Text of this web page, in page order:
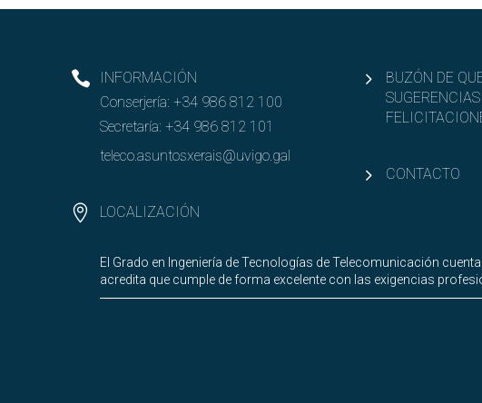
INFORMACIÓN
Conserjería:+34 986 812 100
Secretaría:+34 986 812 101
teleco.asuntosxerais@uvigo.gal
LOCALIZACIÓN
BUZÓN DE
CONTACTO
El Grado en Ingeniería de Tecnologías de Telecomunicación
acredita que cumple de forma excelente con las exigencias